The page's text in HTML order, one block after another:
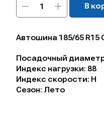
В
Автошина 185/65 R15
Посадочный
Индекс нагрузки: 88
Индекс скорости: H
Сезон: Лето